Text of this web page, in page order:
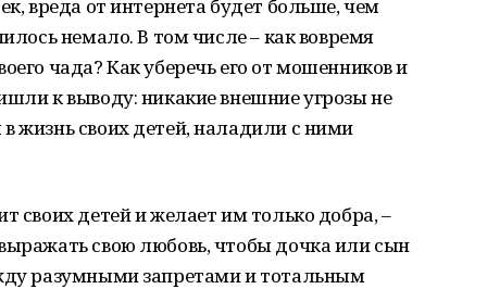
вреда от интернета будет больше, чем
немало. В том числе – как вовремя
чада? Как уберечь его от мошенников и
к выводу: никакие внешние угрозы не
жизнь своих детей, наладили с ними
своих детей и желает им только добра, –
свою любовь, чтобы дочка или сын
разумными запретами и тотальным